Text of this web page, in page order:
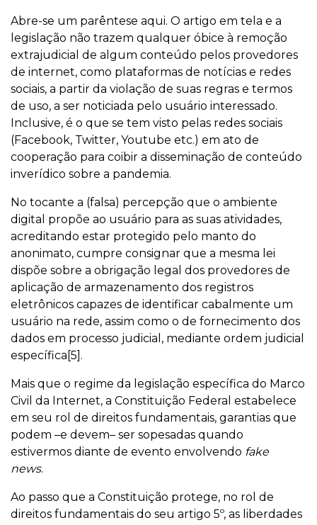
Abre-se um parêntese aqui. O artigo em tela e a
legislação não trazem qualquer óbice à remoção
extrajudicial de algum conteúdo pelos provedores
de internet, como plataformas de notícias e redes
sociais, a partir da violação de suas regras e termos
de uso, a ser noticiada pelo usuário interessado.
Inclusive, é o que se tem visto pelas redes sociais
(Facebook, Twitter, Youtube etc.) em ato de
cooperação para coibir a disseminação de conteúdo
inverídico sobre a pandemia.
No tocante a (falsa) percepção que o ambiente
digital propõe ao usuário para as suas atividades,
acreditando estar protegido pelo manto do
anonimato, cumpre consignar que a mesma lei
dispõe sobre a obrigação legal dos provedores de
aplicação de armazenamento dos registros
eletrônicos capazes de identificar cabalmente um
usuário na rede, assim como o de fornecimento dos
dados em processo judicial, mediante ordem judicial
específica[5].
Mais que o regime da legislação específica do Marco
Civil da Internet, a Constituição Federal estabelece
em seu rol de direitos fundamentais, garantias que
podem –e devem– ser sopesadas quando
estivermos diante de evento envolvendo fake
news.
Ao passo que a Constituição protege, no rol de
direitos fundamentais do seu artigo 5º, as liberdades